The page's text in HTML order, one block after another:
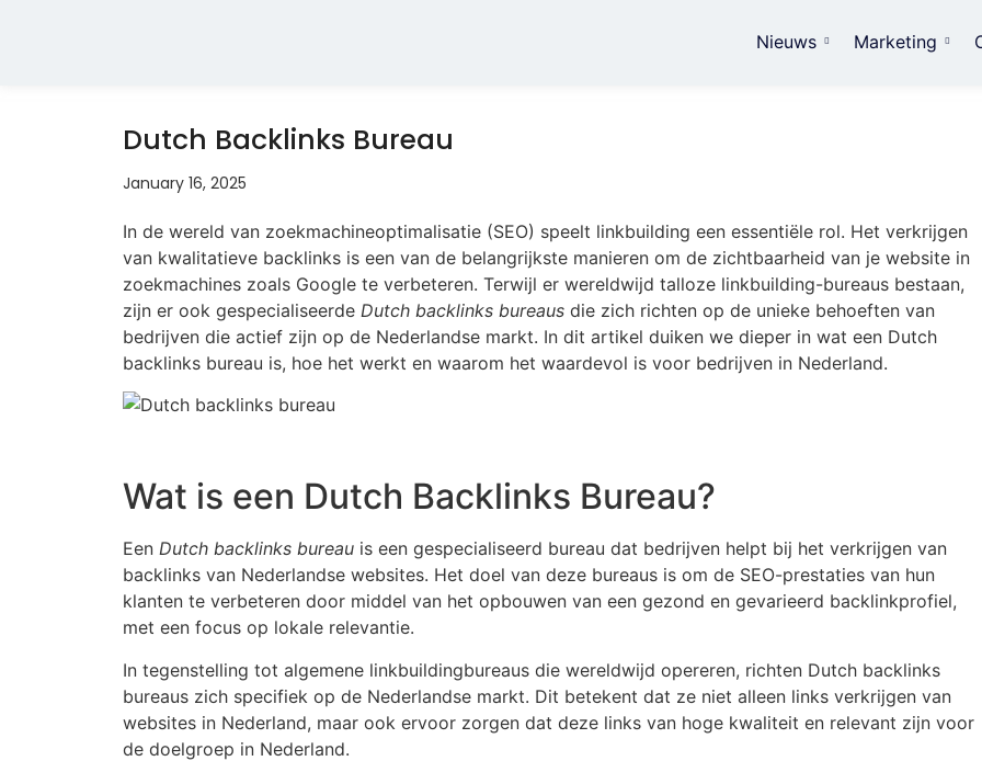
Nieuws Marketing
Dutch Backlinks Bureau
January 16, 2025
In de wereld van zoekmachineoptimalisatie (SEO) speelt linkbuilding een essentiële rol. Het verkrijgen
van kwalitatieve backlinks is een van de belangrijkste manieren om de zichtbaarheid van je website in
zoekmachines zoals Google te verbeteren. Terwijl er wereldwijd talloze linkbuilding-bureaus bestaan,
zijn er ook gespecialiseerde Dutch backlinks bureaus die zich richten op de unieke behoeften van
bedrijven die actief zijn op de Nederlandse markt. In dit artikel duiken we dieper in wat een Dutch
backlinks bureau is, hoe het werkt en waarom het waardevol is voor bedrijven in Nederland.
Wat is een Dutch Backlinks Bureau?
Een Dutch backlinks bureau is een gespecialiseerd bureau dat bedrijven helpt bij het verkrijgen van
backlinks van Nederlandse websites. Het doel van deze bureaus is om de SEO-prestaties van hun
klanten te verbeteren door middel van het opbouwen van een gezond en gevarieerd backlinkprofiel,
met een focus op lokale relevantie.
In tegenstelling tot algemene linkbuildingbureaus die wereldwijd opereren, richten Dutch backlinks
bureaus zich specifiek op de Nederlandse markt. Dit betekent dat ze niet alleen links verkrijgen van
websites in Nederland, maar ook ervoor zorgen dat deze links van hoge kwaliteit en relevant zijn voor
de doelgroep in Nederland.